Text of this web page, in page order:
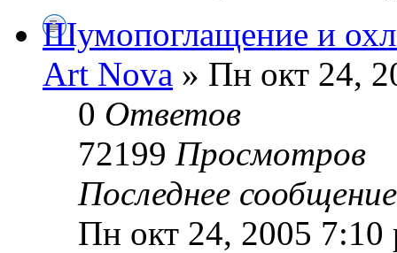
Шумопоглащение и
Art Nova » Пн окт 24,
0 Ответов
72199 Просмотров
Последнее
Пн окт 24, 2005 7:10